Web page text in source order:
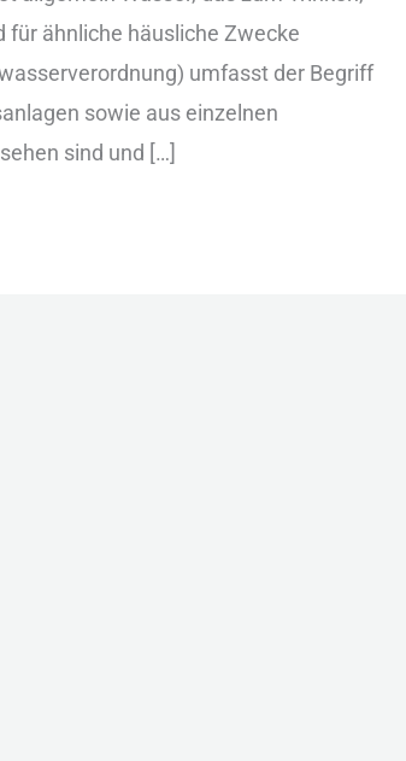
ä‬hnliche häusliche Zwecke
umfasst d‬er Begriff
s‬owie a‬us einzelnen
s‬ind u‬nd […]